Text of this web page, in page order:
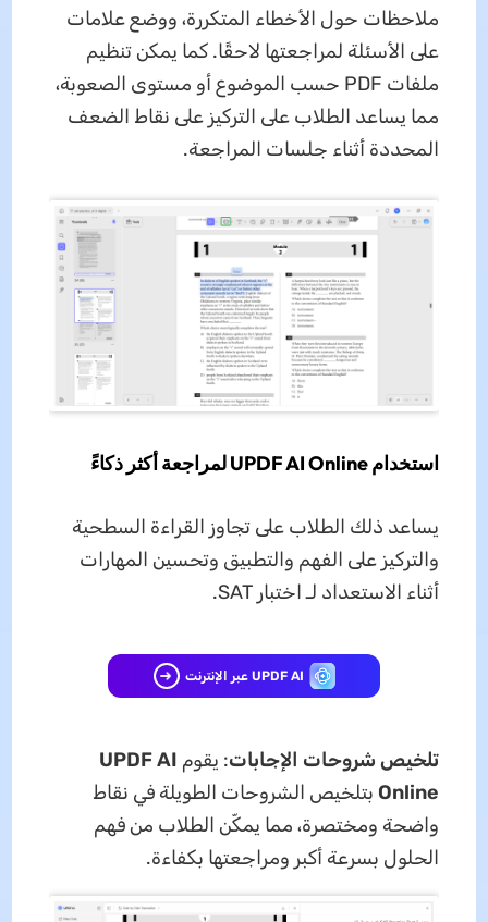
ملاحظات حول الأخطاء المتكررة، ووضع علامات
على الأسئلة لمراجعتها لاحقًا. كما يمكن تنظيم
ملفات PDF حسب الموضوع أو مستوى الصعوبة،
مما يساعد الطلاب على التركيز على نقاط الضعف
المحددة أثناء جلسات المراجعة.
استخدام UPDF AI Online لمراجعة أكثر ذكاءً
يساعد ذلك الطلاب على تجاوز القراءة السطحية
والتركيز على الفهم والتطبيق وتحسين المهارات
أثناء الاستعداد لـ اختبار SAT.
UPDF AI عبر الإنترنت
تلخيص شروحات الإجابات: يقوم UPDF AI
Online بتلخيص الشروحات الطويلة في نقاط
واضحة ومختصرة، مما يمكّن الطلاب من فهم
الحلول بسرعة أكبر ومراجعتها بكفاءة.